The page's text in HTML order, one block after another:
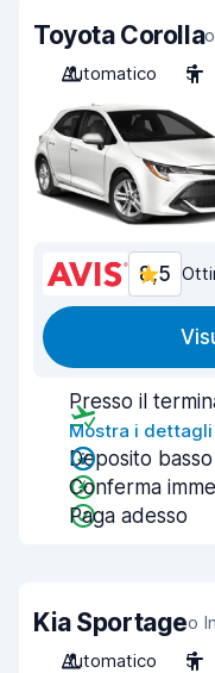
Toyota Corolla
Automatico
5
8,5
Presso il
Mostra i
Deposito basso
Conferma
Paga adesso
Kia Sportageo
Automatico
5